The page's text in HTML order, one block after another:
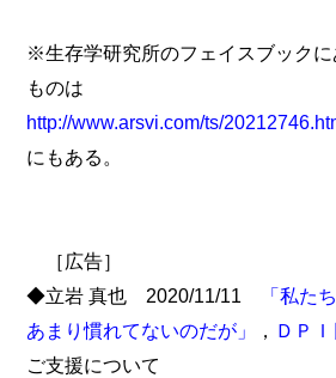
※生存学研究所のフェイスブック
ものは
http://www.arsvi.com/ts/
にもある。
［広告］
◆立岩 真也 2020/11/11
「私た
あまり慣れてないのだが」
， ＤＰ
ご支援について